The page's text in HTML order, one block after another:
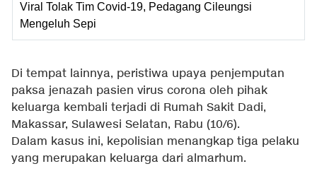
Viral Tolak Tim Covid-19, Pedagang Cileungsi
Mengeluh Sepi
Di tempat lainnya, peristiwa upaya penjemputan
paksa jenazah pasien virus corona oleh pihak
keluarga kembali terjadi di Rumah Sakit Dadi,
Makassar, Sulawesi Selatan, Rabu (10/6).
Dalam kasus ini, kepolisian menangkap tiga pelaku
yang merupakan keluarga dari almarhum.